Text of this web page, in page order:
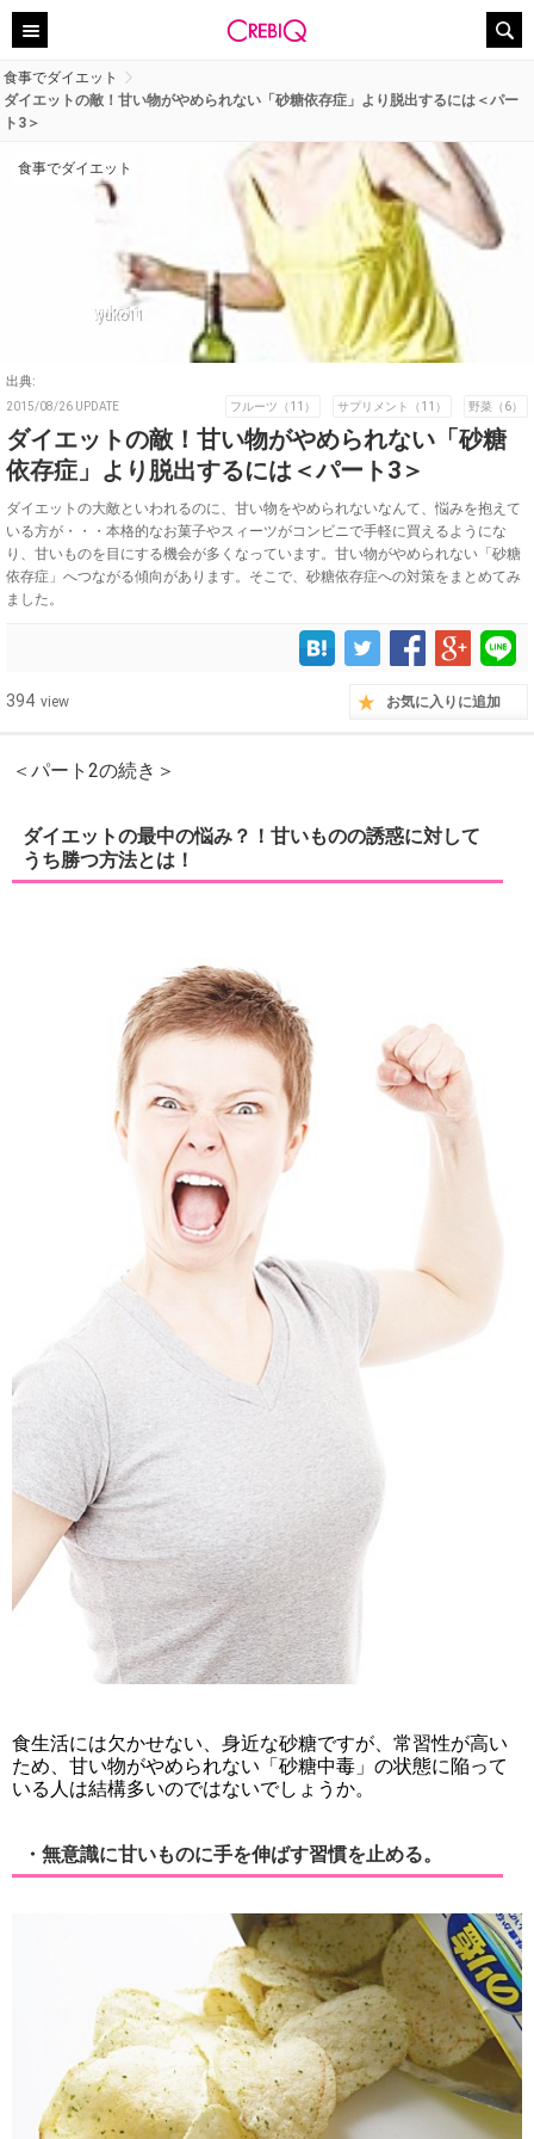
食事でダイエット
ダイエットの敵！甘い物がやめられない「砂糖依存症」より脱出するには＜パー
ト3＞
食事でダイエット
yuko11
出典:
2015/08/26 UPDATE フルーツ（11） サプリメント（11） 野菜（6）
ダイエットの敵！甘い物がやめられない「砂糖
依存症」より脱出するには＜パート3＞
ダイエットの大敵といわれるのに、甘い物をやめられないなんて、悩みを抱えて
いる方が・・・本格的なお菓子やスィーツがコンビニで手軽に買えるようにな
り、甘いものを目にする機会が多くなっています。甘い物がやめられない「砂糖
依存症」へつながる傾向があります。そこで、砂糖依存症への対策をまとめてみ
ました。
394 view お気に入りに追加
＜パート2の続き＞
ダイエットの最中の悩み？！甘いものの誘惑に対して
うち勝つ方法とは！
食生活には欠かせない、身近な砂糖ですが、常習性が高い
ため、甘い物がやめられない「砂糖中毒」の状態に陥って
いる人は結構多いのではないでしょうか。
・無意識に甘いものに手を伸ばす習慣を止める。